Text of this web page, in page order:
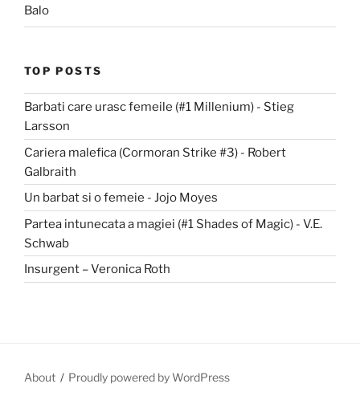
Balo
TOP POSTS
Barbati care urasc femeile (#1 Millenium) - Stieg
Larsson
Cariera malefica (Cormoran Strike #3) - Robert
Galbraith
Un barbat si o femeie - Jojo Moyes
Partea intunecata a magiei (#1 Shades of Magic) - V.E.
Schwab
Insurgent – Veronica Roth
About Proudly powered by WordPress